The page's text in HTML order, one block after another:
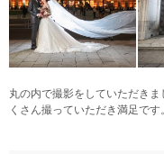
丸の内で撮影をしていただき
くさん撮っていただき満足で
敵な構図の写真ばかりでした